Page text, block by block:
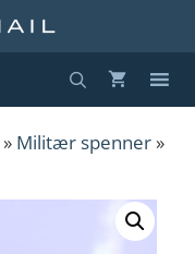
» Militær spenner »